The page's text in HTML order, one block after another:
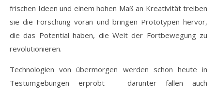
frischen Ideen und einem hohen Maß an Kreativität treiben
sie die Forschung voran und bringen Prototypen hervor,
die das Potential haben, die Welt der Fortbewegung zu
revolutionieren.
Technologien von übermorgen werden schon heute in
Testumgebungen erprobt – darunter fallen auch